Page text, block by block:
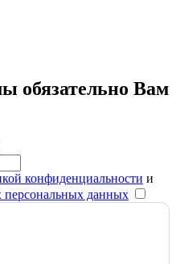
обязательно Вам
конфиденциальности и
персональных данных